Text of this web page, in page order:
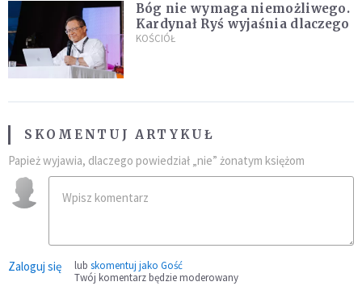
Bóg nie wymaga niemożliwego.
Kardynał Ryś wyjaśnia dlaczego
KOŚCIÓŁ
SKOMENTUJ ARTYKUŁ
Papież wyjawia, dlaczego powiedział „nie” żonatym księżom
Zaloguj się lub skomentuj jako Gość
Twój komentarz będzie moderowany